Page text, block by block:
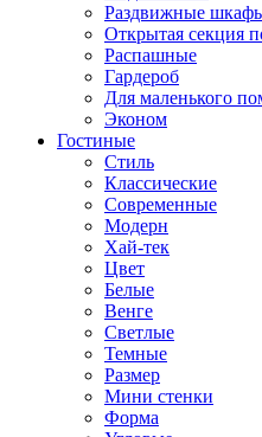
Раздвижные
Открытая секция
Распашные
Гардероб
Для маленького
Эконом
Гостиные
Стиль
Классические
Современные
Модерн
Хай-тек
Цвет
Белые
Венге
Светлые
Темные
Размер
Мини стенки
Форма